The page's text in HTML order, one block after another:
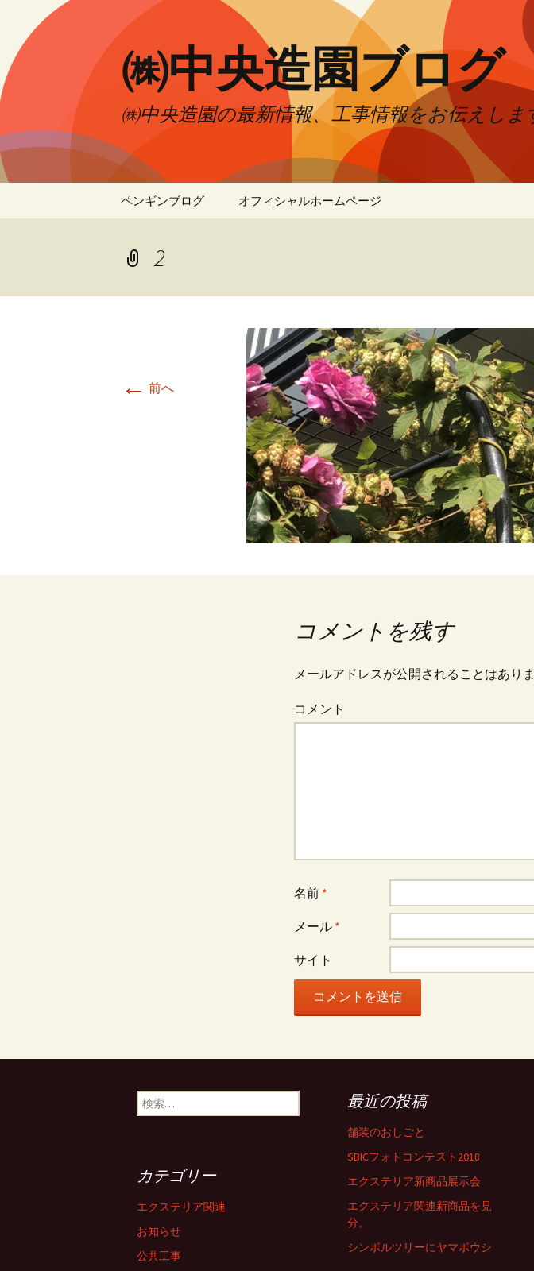
㈱中央造園ブログ
㈱中央造園の最新情報、工事情報をお伝えしま
ペンギンブログ オフィシャルホームページ
2
← 前へ
コメントを残す
メールアドレスが公開されることはありま
コメント
名前 *
メール *
サイト
検
索
最近の投稿
舗装のおしごと
SBICフォトコンテスト2018
エクステリア新商品展示会
エクステリア関連新商品を見
分。
シンボルツリーにヤマボウシ
カテゴリー
エクステリア関連
お知らせ
公共工事